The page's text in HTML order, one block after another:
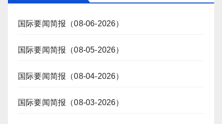
国际要闻简报（08-06-2026）
国际要闻简报（08-05-2026）
国际要闻简报（08-04-2026）
国际要闻简报（08-03-2026）